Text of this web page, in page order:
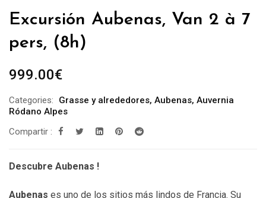
Excursión Aubenas, Van 2 à 7
pers, (8h)
999.00€
Categories: Grasse y alrededores, Aubenas, Auvernia
Ródano Alpes
Compartir :
Descubre Aubenas !
Aubenas es uno de los sitios más lindos de Francia. Su